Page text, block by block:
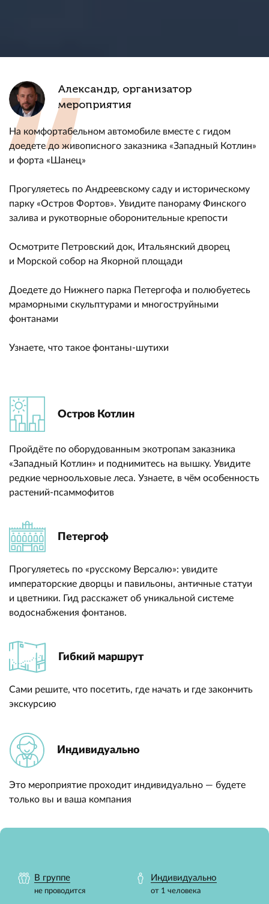
Александр, организатор
мероприятия
На комфортабельном автомобиле вместе с гидом
доедете до живописного заказника «Западный Котлин»
и форта «Шанец»
Прогуляетесь по Андреевскому саду и историческому
парку «Остров Фортов». Увидите панораму Финского
залива и рукотворные оборонительные крепости
Осмотрите Петровский док, Итальянский дворец
и Морской собор на Якорной площади
Доедете до Нижнего парка Петергофа и полюбуетесь
мраморными скульптурами и многоструйными
фонтанами
Узнаете, что такое фонтаны-шутихи
Остров Котлин
Пройдёте по оборудованным экотропам заказника
«Западный Котлин» и поднимитесь на вышку. Увидите
редкие черноольховые леса. Узнаете, в чём особенность
растений-псаммофитов
Петергоф
Прогуляетесь по «русскому Версалю»: увидите
императорские дворцы и павильоны, античные статуи
и цветники. Гид расскажет об уникальной системе
водоснабжения фонтанов.
Гибкий маршрут
Сами решите, что посетить, где начать и где закончить
экскурсию
Индивидуально
Это мероприятие проходит индивидуально — будете
только вы и ваша компания
В группе
не проводится
Индивидуально
от 1 человека